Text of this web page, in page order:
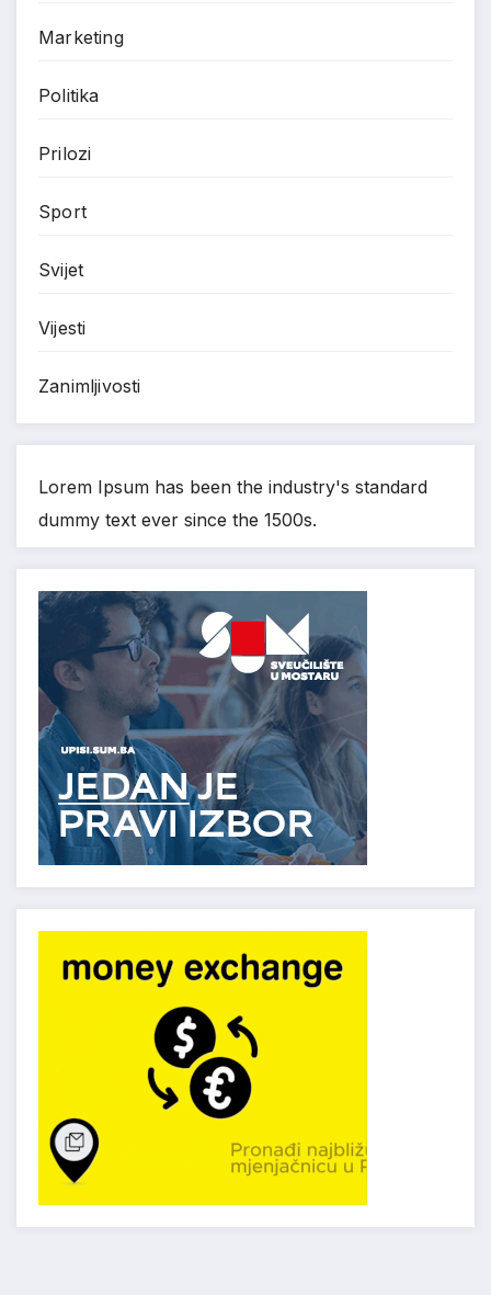
Marketing
Politika
Prilozi
Sport
Svijet
Vijesti
Zanimljivosti
Lorem Ipsum has been the industry's standard
dummy text ever since the 1500s.